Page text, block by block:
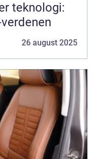
teknologi:
26 august 2025